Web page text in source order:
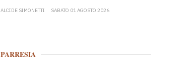
ALCIDE SIMONETTI SABATO 01 AGOSTO 2026
PARRESIA